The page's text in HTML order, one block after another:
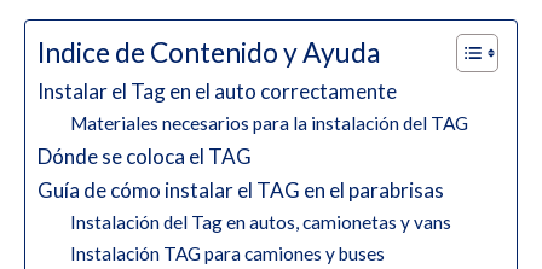
Indice de Contenido y Ayuda
Instalar el Tag en el auto correctamente
Materiales necesarios para la instalación del TAG
Dónde se coloca el TAG
Guía de cómo instalar el TAG en el parabrisas
Instalación del Tag en autos, camionetas y vans
Instalación TAG para camiones y buses